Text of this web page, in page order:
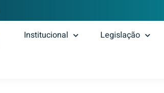
Institucional Legislação